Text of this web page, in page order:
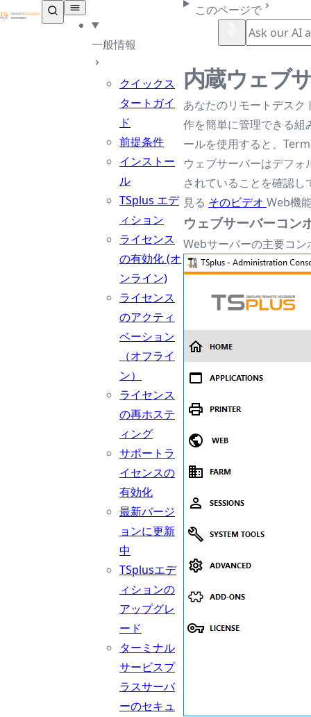
TSplus ドキュメンテーション ®
一般情報
クイックス
タートガイ
ド
前提条件
インストー
ル
TSplus エデ
ィション
ライセンス
の有効化 (オ
ンライン)
ライセンス
のアクティ
ベーション
（オフライ
ン）
ライセンス
の再ホステ
ィング
サポートラ
イセンスの
有効化
最新バージ
ョンに更新
中
TSplusエデ
ィションの
アップグレ
ード
ターミナル
サービスプ
ラスサーバ
ーのセキュ
このページで
内蔵ウェブ
あなたのリモートデス
作を簡単に管理できる
ールを使用すると、
ウェブサーバーはデフ
されていることを確認し
見る そのビデオ Web機
ウェブサーバーコン
Webサーバーの主要コ